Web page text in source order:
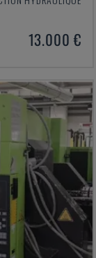
13.000 €